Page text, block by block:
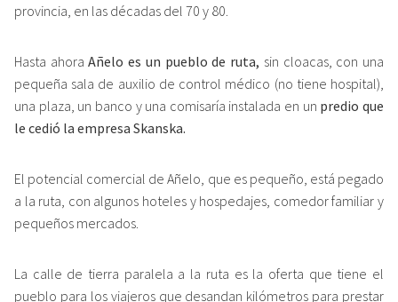
provincia, en las décadas del 70 y 80.
Hasta ahoraAñelo es un pueblo de ruta, sin cloacas, con una
pequeña sala de auxilio de control médico (no tiene hospital),
una plaza, un banco y una comisaría instalada en un predio que
le cedió la empresa Skanska.
El potencial comercial de Añelo, que es pequeño, está pegado
a la ruta, con algunos hoteles y hospedajes, comedor familiar y
pequeños mercados.
La calle de tierra paralela a la ruta es la oferta que tiene el
pueblo para los viajeros que desandan kilómetros para prestar